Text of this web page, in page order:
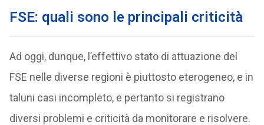
FSE: quali sono le principali criticità
Ad oggi, dunque, l’effettivo stato di attuazione del
FSE nelle diverse regioni è piuttosto eterogeneo, e in
taluni casi incompleto, e pertanto si registrano
diversi problemi e criticità da monitorare e risolvere.